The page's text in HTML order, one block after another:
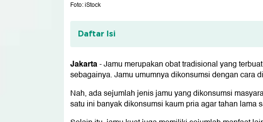
Foto: iStock
Daftar Isi
Jamu Kuat Pria yang Bikin Tahan Lama
1. Ginseng
2. Tongkat Ali
3. Akar Maca
4. Ashwagandha
5. Tribulus
6. Mondia Whitei
7. Gingko Biloba
Jakarta-Jamu merupakan obat tradisional yang
sebagainya. Jamu umumnya dikonsumsi dengan cara
Nah, ada sejumlah jenis jamu yang dikonsumsi
satu ini banyak dikonsumsi kaum pria agar tahan lama